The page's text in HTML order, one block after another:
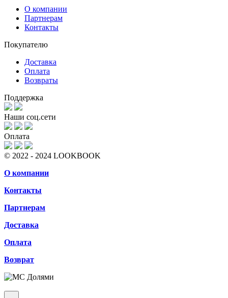
О компании
Партнерам
Контакты
Покупателю
Доставка
Оплата
Возвраты
Поддержка
Наши соц.сети
Оплата
© 2022 - 2024 LOOKBOOK
О компании
Контакты
Партнерам
Доставка
Оплата
Возврат